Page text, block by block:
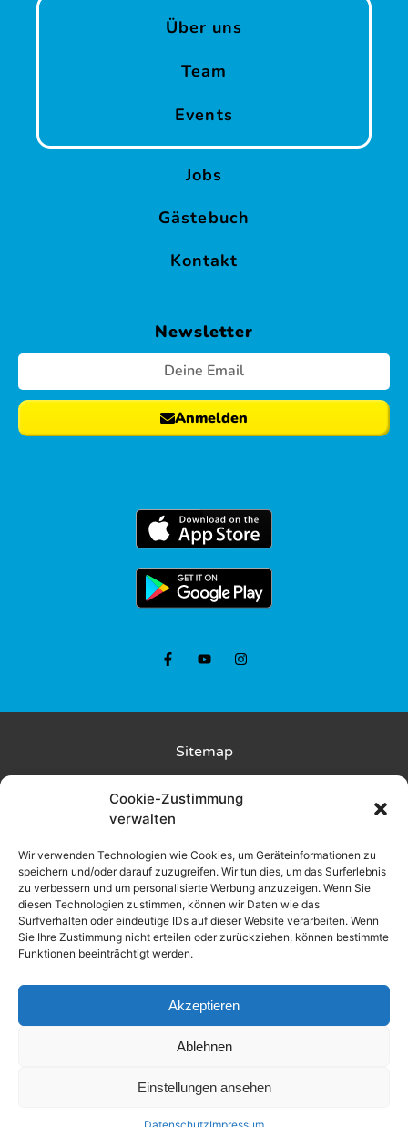
Cookie-Zustimmung
verwalten
Wir verwenden Technologien wie Cookies, um Geräteinformationen zu
speichern und/oder darauf zuzugreifen. Wir tun dies, um das Surferlebnis
zu verbessern und um personalisierte Werbung anzuzeigen. Wenn Sie
diesen Technologien zustimmen, können wir Daten wie das
Surfverhalten oder eindeutige IDs auf dieser Website verarbeiten. Wenn
Sie Ihre Zustimmung nicht erteilen oder zurückziehen, können bestimmte
Funktionen beeinträchtigt werden.
Akzeptieren
Ablehnen
Einstellungen ansehen
Über uns
Team
Events
Jobs
Gästebuch
Kontakt
Newsletter
Anmelden
Liefer- und Zahlungsbedingungen
Kunde wirbt Kunde
Sitemap
Made by WOLKENGRAZER
Impressum
AGB
Datenschutz
Produkt